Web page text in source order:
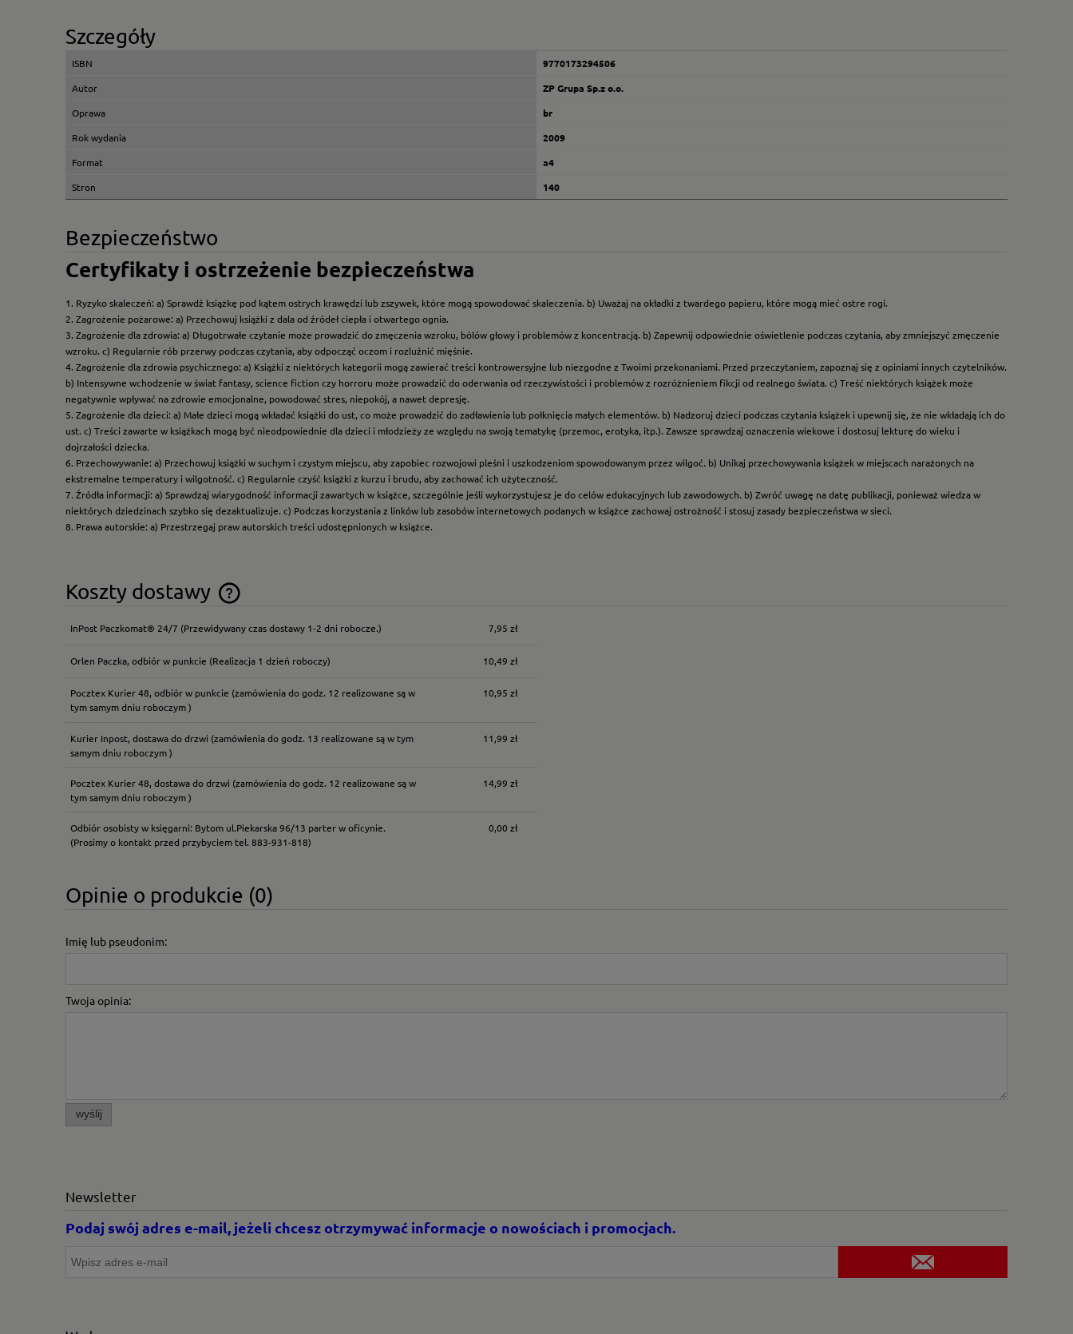
Szczegóły
ISBN
9770173294506
Autor
ZP Grupa Sp.z o.o.
Oprawa
br
Rok wydania
2009
Format
a4
Stron
140
Bezpieczeństwo
Certyfikaty i ostrzeżenie bezpieczeństwa
1. Ryzyko skaleczeń: a) Sprawdź książkę pod kątem ostrych krawędzi lub zszywek, które mogą spowodować skaleczenia. b) Uważaj na okładki z twardego papieru, które mogą mieć ostre rogi.
2. Zagrożenie pożarowe: a) Przechowuj książki z dala od źródeł ciepła i otwartego ognia.
3. Zagrożenie dla zdrowia: a) Długotrwałe czytanie może prowadzić do zmęczenia wzroku, bólów głowy i problemów z koncentracją. b) Zapewnij odpowiednie oświetlenie podczas czytania, aby zmniejszyć zmęczenie
wzroku. c) Regularnie rób przerwy podczas czytania, aby odpocząć oczom i rozluźnić mięśnie.
4. Zagrożenie dla zdrowia psychicznego: a) Książki z niektórych kategorii mogą zawierać treści kontrowersyjne lub niezgodne z Twoimi przekonaniami. Przed przeczytaniem, zapoznaj się z opiniami innych czytelników.
b) Intensywne wchodzenie w świat fantasy, science fiction czy horroru może prowadzić do oderwania od rzeczywistości i problemów z rozróżnieniem fikcji od realnego świata. c) Treść niektórych książek może
negatywnie wpływać na zdrowie emocjonalne, powodować stres, niepokój, a nawet depresję.
5. Zagrożenie dla dzieci: a) Małe dzieci mogą wkładać książki do ust, co może prowadzić do zadławienia lub połknięcia małych elementów. b) Nadzoruj dzieci podczas czytania książek i upewnij się, że nie wkładają ich do
ust. c) Treści zawarte w książkach mogą być nieodpowiednie dla dzieci i młodzieży ze względu na swoją tematykę (przemoc, erotyka, itp.). Zawsze sprawdzaj oznaczenia wiekowe i dostosuj lekturę do wieku i
dojrzałości dziecka.
6. Przechowywanie: a) Przechowuj książki w suchym i czystym miejscu, aby zapobiec rozwojowi pleśni i uszkodzeniom spowodowanym przez wilgoć. b) Unikaj przechowywania książek w miejscach narażonych na
ekstremalne temperatury i wilgotność. c) Regularnie czyść książki z kurzu i brudu, aby zachować ich użyteczność.
7. Źródła informacji: a) Sprawdzaj wiarygodność informacji zawartych w książce, szczególnie jeśli wykorzystujesz je do celów edukacyjnych lub zawodowych. b) Zwróć uwagę na datę publikacji, ponieważ wiedza w
niektórych dziedzinach szybko się dezaktualizuje. c) Podczas korzystania z linków lub zasobów internetowych podanych w książce zachowaj ostrożność i stosuj zasady bezpieczeństwa w sieci.
8. Prawa autorskie: a) Przestrzegaj praw autorskich treści udostępnionych w książce.
Koszty dostawy
Cena nie zawiera ewentualnych kosztów
InPost Paczkomat® 24/7 (Przewidywany czas dostawy 1-2 dni robocze.) 7,95 zł
Orlen Paczka, odbiór w punkcie (Realizacja 1 dzień roboczy) 10,49 zł
Pocztex Kurier 48, odbiór w punkcie (zamówienia do godz. 12 realizowane są w
tym samym dniu roboczym )
10,95 zł
Kurier Inpost, dostawa do drzwi (zamówienia do godz. 13 realizowane są w tym
samym dniu roboczym )
11,99 zł
Pocztex Kurier 48, dostawa do drzwi (zamówienia do godz. 12 realizowane są w
tym samym dniu roboczym )
14,99 zł
Odbiór osobisty w księgarni: Bytom ul.Piekarska 96/13 parter w oficynie.
(Prosimy o kontakt przed przybyciem tel. 883-931-818)
0,00 zł
Opinie o produkcie (0)
Imię lub pseudonim:
Twoja opinia:
wyślij
Newsletter
Podaj swój adres e-mail, jeżeli chcesz otrzymywać informacje o nowościach i promocjach.